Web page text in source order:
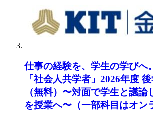
仕事の経験を、学生の学びへ
「社会人共学者」2026年度
（無料）〜対面で学生と議論
を授業へ〜（一部科目はオン